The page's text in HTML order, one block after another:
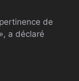
de
a déclaré